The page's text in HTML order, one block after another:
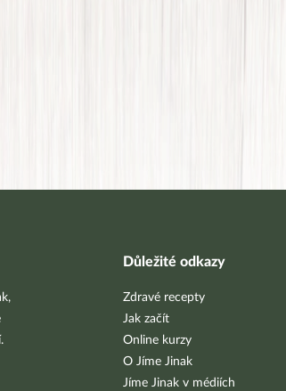
Důležité odkazy
Zdravé recepty
Jak začít
Online kurzy
O Jíme Jinak
Jíme Jinak v médiích